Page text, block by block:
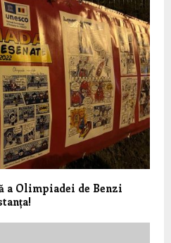
Olimpiadei de Benzi